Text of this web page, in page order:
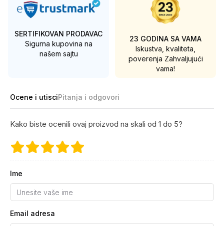
SERTIFIKOVAN PRODAVAC
Sigurna kupovina na
našem sajtu
23 GODINA SA VAMA
Iskustva, kvaliteta,
poverenja Zahvaljujući
vama!
Ocene i utisciPitanja i odgovori
Kako biste ocenili ovaj proizvod na skali od 1 do 5?
Ime
Email adresa